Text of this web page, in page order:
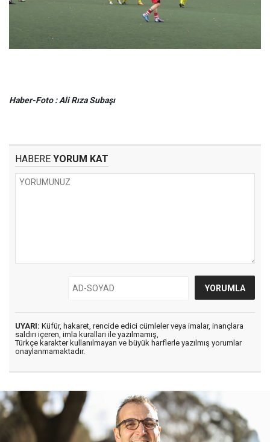
Haber-Foto : Ali Rıza Subaşı
HABERE YORUM KAT
UYARI: Küfür, hakaret, rencide edici cümleler veya imalar, inançlara
saldırı içeren, imla kuralları ile yazılmamış,
Türkçe karakter kullanılmayan ve büyük harflerle yazılmış yorumlar
onaylanmamaktadır.